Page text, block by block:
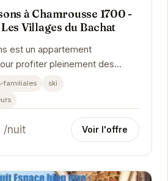
à Chamrousse 1700 -
Villages du Bachat
est un appartement
profiter pleinement des
été comme hiver. Avec
familiales
ski
/nuit Voir l'offre